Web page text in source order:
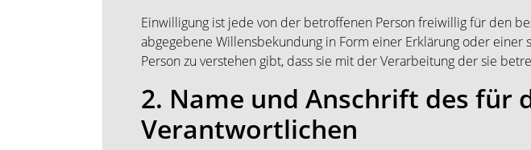
Einwilligung ist jede von der betroffenen Person freiwillig für den
abgegebene Willensbekundung in Form einer Erklärung oder
Person zu verstehen gibt, dass sie mit der Verarbeitung der sie
2. Name und Anschrift des für
Verantwortlichen